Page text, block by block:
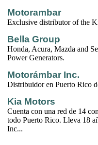
Motorambar
Exclusive distributor of the
Bella Group
Honda, Acura, Mazda and
Power Generators.
Motorámbar Inc.
Distribuidor en Puerto Rico
Kia Motors
Cuenta con una red de 14
todo Puerto Rico. Lleva 18
Inc...